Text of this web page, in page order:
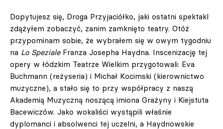
Dopytujesz się, Droga Przyjaciółko, jaki ostatni spektakl
zdążyłem zobaczyć, zanim zamknięto teatry. Otóż
przypominam sobie, że wybrałem się w owym tygodniu
na Lo Speziale Franza Josepha Haydna. Inscenizację tej
opery w łódzkim Teatrze Wielkim przygotowali: Eva
Buchmann (reżyseria) i Michał Kocimski (kierownictwo
muzyczne), a stało się to przy współpracy z naszą
Akademią Muzyczną noszącą imiona Grażyny i Kiejstuta
Bacewiczów. Jako wokaliści wystąpili właśnie
dyplomanci i absolwenci tej uczelni, a Haydnowskie